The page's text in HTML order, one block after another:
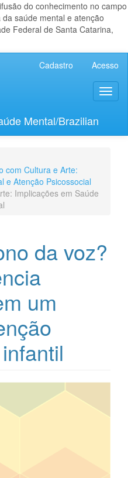
do conhecimento no campo
saúde mental e atenção
Federal de Santa Catarina,
Cadastro Acesso
Mental/Brazilian
com Cultura e Arte:
e Atenção Psicossocial
Implicações em Saúde
da voz?
um